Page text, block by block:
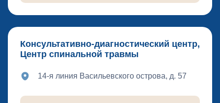
Консультативно-диагностический центр,
Центр спинальной травмы
14-я линия Васильевского острова, д. 57